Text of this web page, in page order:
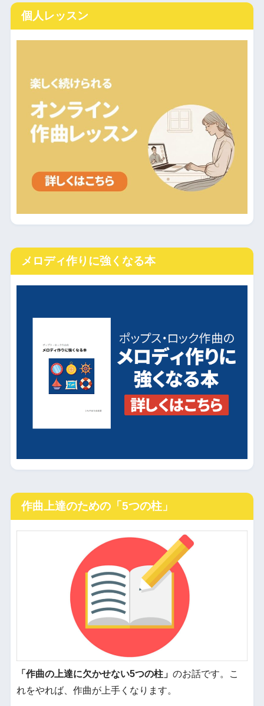
個人レッスン
メロディ作りに強くなる本
作曲上達のための「5つの柱」
「作曲の上達に欠かせない5つの柱」 のお話です。こ
れをやれば、作曲が上手くなります。